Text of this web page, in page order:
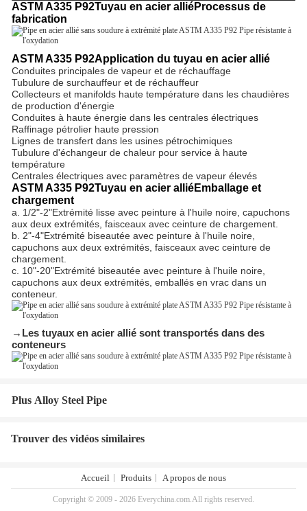
ASTM A335 P92Tuyau en acier alliéProcessus de
fabrication
ASTM A335 P92Application du tuyau en acier allié
Conduites principales de vapeur et de réchauffage
Tubulure de surchauffeur et de réchauffeur
Collecteurs et manifolds haute température dans les chaudières
de production d'énergie
Conduites à haute énergie dans les centrales électriques
Raffinage pétrolier haute pression
Lignes de transfert dans les usines pétrochimiques
Tubulure d'échangeur de chaleur pour service à haute
température
Centrales électriques avec paramètres de vapeur élevés
ASTM A335 P92Tuyau en acier alliéEmballage et
chargement
a. 1/2"-2"Extrémité lisse avec peinture à l'huile noire, capuchons
aux deux extrémités, faisceaux avec ceinture de chargement.
b. 2"-4"Extrémité biseautée avec peinture à l'huile noire,
capuchons aux deux extrémités, faisceaux avec ceinture de
chargement.
c. 10"-20"Extrémité biseautée avec peinture à l'huile noire,
capuchons aux deux extrémités, emballés en vrac dans un
conteneur.
→Les tuyaux en acier allié sont transportés dans des
conteneurs
Plus Alloy Steel Pipe
Trouver des vidéos similaires
Accueil Produits A propos de nous
Copyright © 2009 - 2026 Everychina.com.All rights reserved.